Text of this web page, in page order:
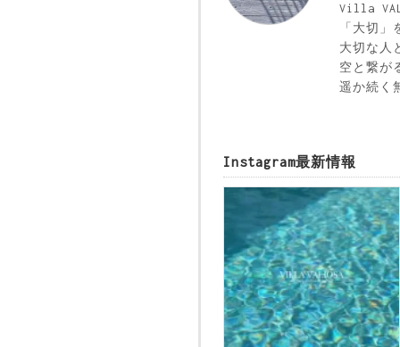
Villa
「大切
大切な人
空と繋が
遥か続く
Instagram最新情報